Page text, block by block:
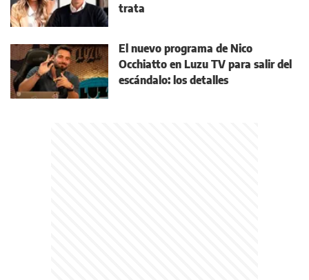
trata
El nuevo programa de Nico
Occhiatto en Luzu TV para salir del
escándalo: los detalles